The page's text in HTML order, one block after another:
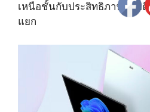
เหนือชั้นกับประสิทธิภาพ 3 มิติ
แยก